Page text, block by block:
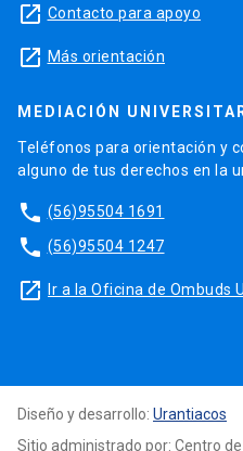
launch Contacto para apoyo
launch Más orientación
MEDIACIÓN
Teléfonos para orientación y
alguno de tus derechos en la
phone (56)95504 1691
phone (56)95504 1247
launch Ir a la Oficina de Ombuds
Diseño y desarrollo: Urantiacos
Sitio administrado por: Centro